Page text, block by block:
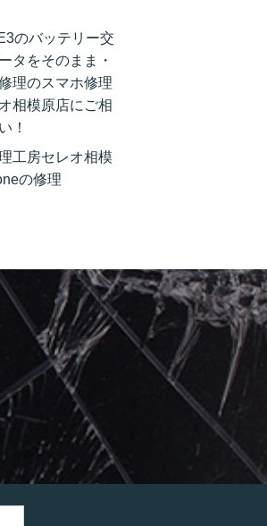
のバッテリー交
タをそのまま・
理のスマホ修理
相模原店にご相
！
工房セレオ相模
の修理